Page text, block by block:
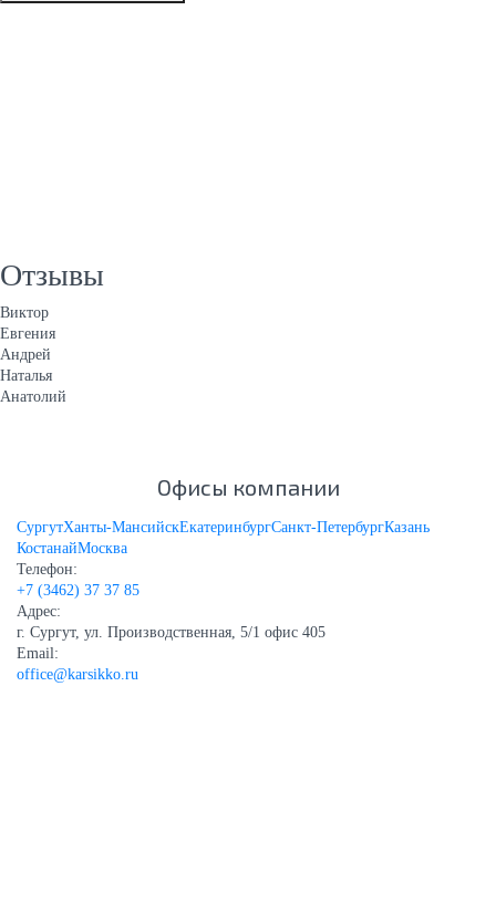
Отзывы
Виктор
Евгения
Андрей
Наталья
Анатолий
Офисы компании
СургутХанты-МансийскЕкатеринбургСанкт-ПетербургКазань
КостанайМосква
Телефон:
+7 (3462) 37 37 85
Адрес:
г. Сургут, ул. Производственная, 5/1 офис 405
Email:
office@karsikko.ru